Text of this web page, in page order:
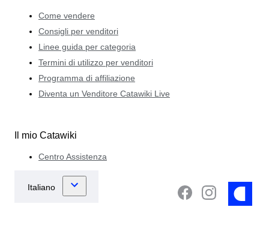
Come vendere
Consigli per venditori
Linee guida per categoria
Termini di utilizzo per venditori
Programma di affiliazione
Diventa un Venditore Catawiki Live
Il mio Catawiki
Centro Assistenza